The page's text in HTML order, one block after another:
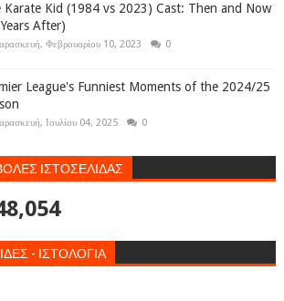
Karate Kid (1984 vs 2023) Cast: Then and Now
After)
Φεβρουαρίου 10, 2023 0
League's Funniest Moments of the 2024/25
Ιουλίου 04, 2025 0
ΙΣΤΟΣΕΛΙΔΑΣ
- ΙΣΤΟΛΟΓΙΑ